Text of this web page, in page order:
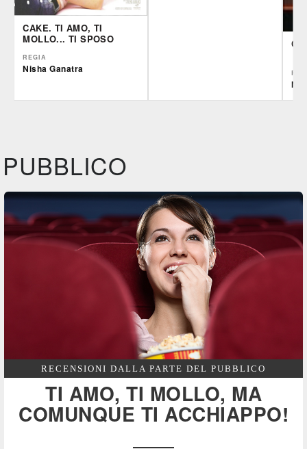
CAKE. TI AMO, TI
MOLLO... TI SPOSO
REGIA
Nisha Ganatra
PUBBLICO
RECENSIONI DALLA PARTE DEL PUBBLICO
TI AMO, TI MOLLO, MA
COMUNQUE TI ACCHIAPPO!